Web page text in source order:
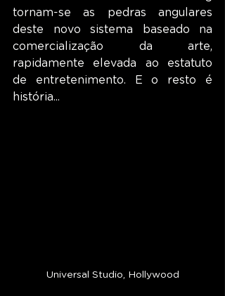
tornam-se as pedras angulares
deste novo sistema baseado na
comercialização da arte,
rapidamente elevada ao estatuto
de entretenimento. E o resto é
história...
Universal Studio, Hollywood